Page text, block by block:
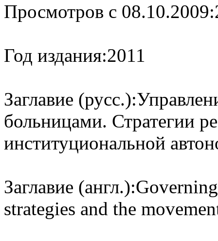
Просмотров с 08.10.2009:
Год издания:2011
Заглавие (русс.):
больницами. Стратегии
институциональной
Заглавие (англ.):
strategies and the